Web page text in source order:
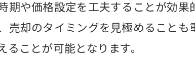
バーチャルリアリティが可能にする
オンラインプラットフォームの活用
期や価格設定を工夫することが効
売却のタイミングを見極めること
ことが可能となります。